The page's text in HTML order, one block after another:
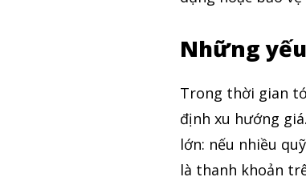
Những
Trong thời gian
định xu hướng
lớn: nếu nhiều
là thanh khoản